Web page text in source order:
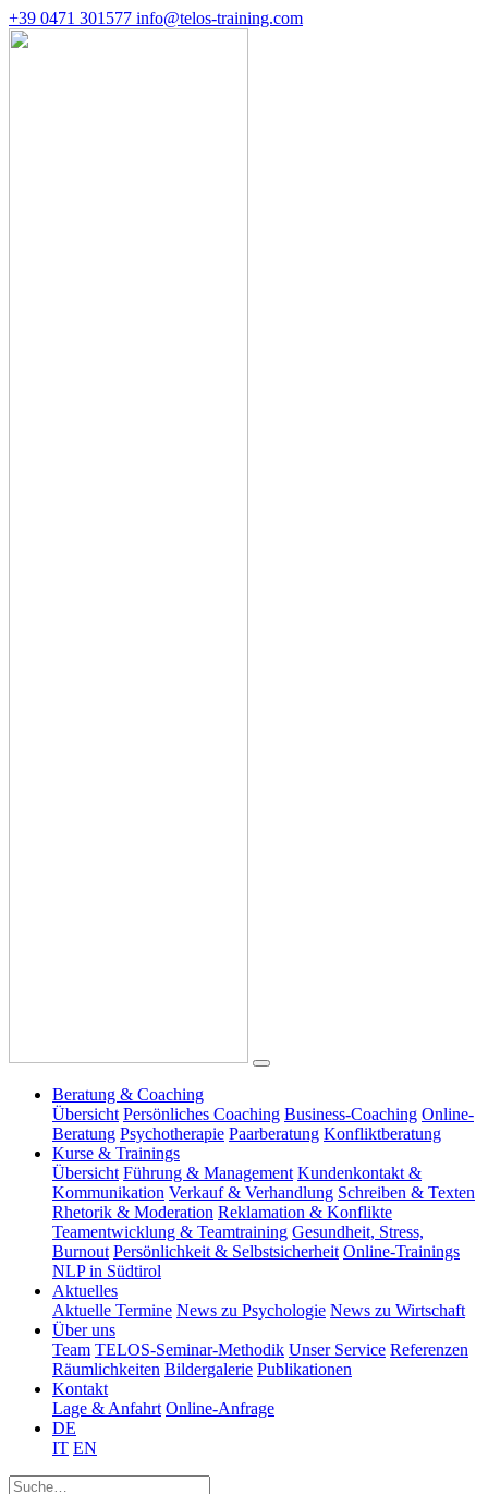
+39 0471 301577 info@telos-training.com
Beratung & Coaching
Übersicht Persönliches Coaching Business-Coaching Online-
Beratung Psychotherapie Paarberatung Konfliktberatung
Kurse & Trainings
Übersicht Führung & Management Kundenkontakt &
Kommunikation Verkauf & Verhandlung Schreiben & Texten
Rhetorik & Moderation Reklamation & Konflikte
Teamentwicklung & Teamtraining Gesundheit, Stress,
Burnout Persönlichkeit & Selbstsicherheit Online-Trainings
NLP in Südtirol
Aktuelles
Aktuelle Termine News zu Psychologie News zu Wirtschaft
Über uns
Team TELOS-Seminar-Methodik Unser Service Referenzen
Räumlichkeiten Bildergalerie Publikationen
Kontakt
Lage & Anfahrt Online-Anfrage
DE
IT EN